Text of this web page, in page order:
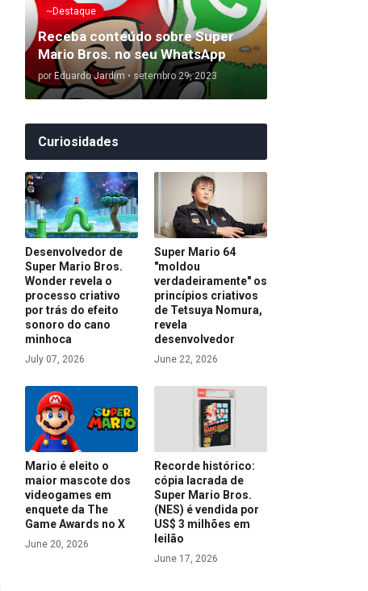
~Destaque
Receba conteúdo sobre Super
Mario Bros. no seu WhatsApp
por Eduardo Jardim • setembro 29, 2023
Curiosidades
Desenvolvedor de
Super Mario Bros.
Wonder revela o
processo criativo
por trás do efeito
sonoro do cano
minhoca
July 07, 2026
Super Mario 64
"moldou
verdadeiramente" os
princípios criativos
de Tetsuya Nomura,
revela
desenvolvedor
June 22, 2026
Mario é eleito o
maior mascote dos
videogames em
enquete da The
Game Awards no X
June 20, 2026
Recorde histórico:
cópia lacrada de
Super Mario Bros.
(NES) é vendida por
US$ 3 milhões em
leilão
June 17, 2026